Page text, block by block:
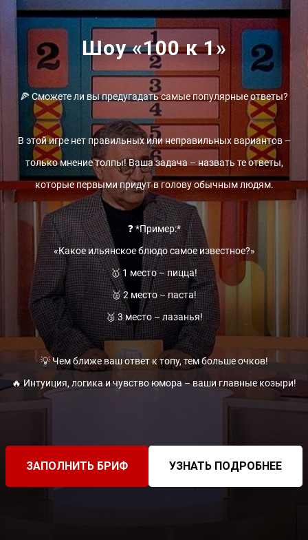
Шоу «100 к 1»
🍕 Сможете ли вы предугадать самые популярные ответы?
В этой игре нет правильных или неправильных вариантов –
только мнение толпы! Ваша задача – назвать те ответы,
которые первыми придут в голову обычным людям.
❓ *Пример:*
«Какое ильянское блюдо самое известное?»
🥇 1 место – пицца!
🥈 2 место – паста!
🥉 3 место – лазанья!
💡 Чем ближе ваш ответ к топу, тем больше очков!
🔥 Интуиция, логика и чувство юмора – ваши главные козыри!
ЗАПОЛНИТЬ БРИФ УЗНАТЬ ПОДРОБНЕЕ